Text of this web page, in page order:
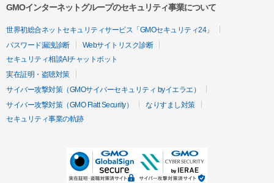
GMOインターネットグループのセキュリティ事業について
世界初総合ネットセキュリティサービス「GMOセキュリティ24」
パスワード漏洩診断
Webサイトリスク診断
セキュリティ相談AIチャットボット
実在証明・盗聴対策
サイバー攻撃対策（GMOサイバーセキュリティ byイエラエ）
サイバー攻撃対策（GMO Flatt Security）
なりすまし対策
セキュリティ事業の軌跡